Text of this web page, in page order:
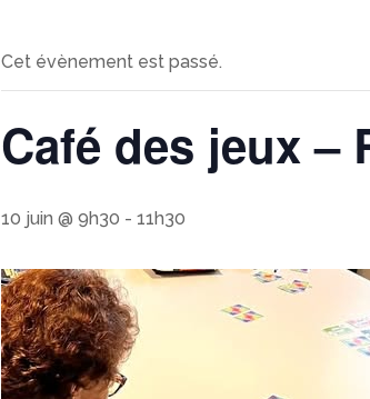
Cet évènement est passé.
Café des jeux –
10 juin @ 9h30 - 11h30